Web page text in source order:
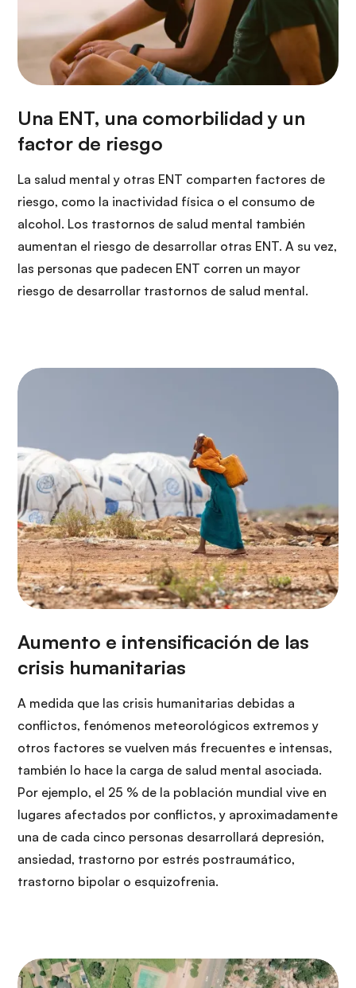
La salud mental y otras ENT comparten factores de
riesgo, como la inactividad física o el consumo de
alcohol. Los trastornos de salud mental también
aumentan el riesgo de desarrollar otras ENT. A su vez,
las personas que padecen ENT corren un mayor
riesgo de desarrollar trastornos de salud mental.
A medida que las crisis humanitarias debidas a
conflictos, fenómenos meteorológicos extremos y
otros factores se vuelven más frecuentes e intensas,
también lo hace la carga de salud mental asociada.
Por ejemplo, el 25 % de la población mundial vive en
lugares afectados por conflictos, y aproximadamente
una de cada cinco personas desarrollará depresión,
ansiedad, trastorno por estrés postraumático,
trastorno bipolar o esquizofrenia.